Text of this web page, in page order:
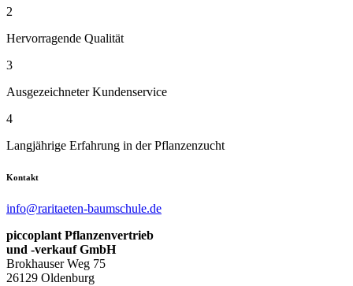
2
Hervorragende Qualität
3
Ausgezeichneter Kundenservice
4
Langjährige Erfahrung in der Pflanzenzucht
Kontakt
info@raritaeten-baumschule.de
piccoplant Pflanzenvertrieb
und -verkauf GmbH
Brokhauser Weg 75
26129 Oldenburg